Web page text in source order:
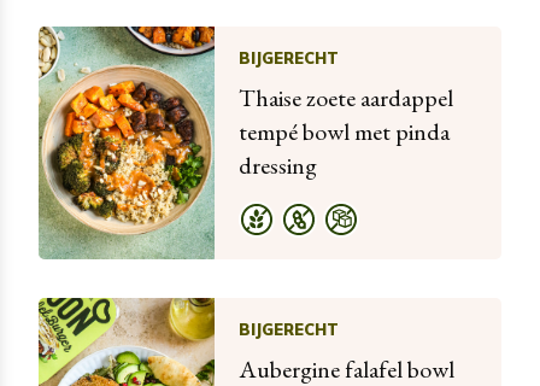
BIJGERECHT
Thaise zoete aardappel
tempé bowl met pinda
dressing
BIJGERECHT
Aubergine falafel bowl